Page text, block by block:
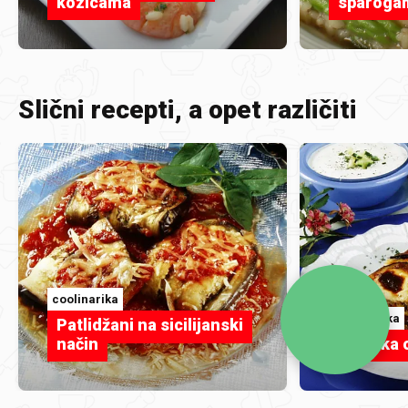
Slični recepti, a opet različiti
coolinarika
Patlidžani na sicilijanski
način
coolinarika